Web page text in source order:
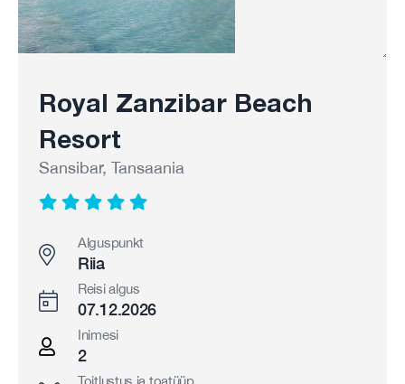
Royal Zanzibar Beach
Resort
Sansibar, Tansaania
Alguspunkt
Riia
Reisi algus
07.12.2026
Inimesi
2
Toitlustus ja toatüüp